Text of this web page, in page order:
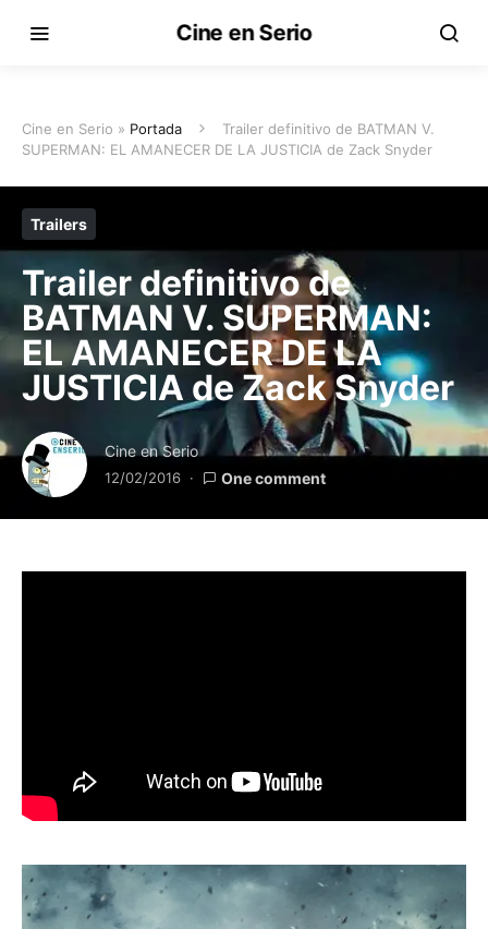
Cine en Serio
Cine en Serio » Portada
Trailer definitivo de BATMAN V.
SUPERMAN: EL AMANECER DE LA JUSTICIA de Zack Snyder
Trailers
Trailer definitivo de
BATMAN V. SUPERMAN:
EL AMANECER DE LA
JUSTICIA de Zack Snyder
Cine en Serio
12/02/2016 One comment